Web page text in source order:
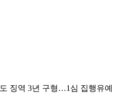
징역 3년 구형…1심 집행유예